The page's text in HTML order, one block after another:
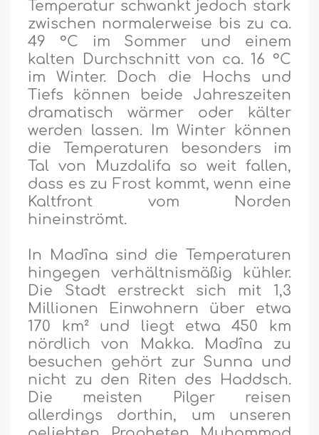
Temperatur schwankt jedoch stark
zwischen normalerweise bis zu ca.
49 °C im Sommer und einem
kalten Durchschnitt von ca. 16 °C
im Winter. Doch die Hochs und
Tiefs können beide Jahreszeiten
dramatisch wärmer oder kälter
werden lassen. Im Winter können
die Temperaturen besonders im
Tal von Muzdalifa so weit fallen,
dass es zu Frost kommt, wenn eine
Kaltfront vom Norden
hineinströmt.
In Madîna sind die Temperaturen
hingegen verhältnismäßig kühler.
Die Stadt erstreckt sich mit 1,3
Millionen Einwohnern über etwa
170 km² und liegt etwa 450 km
nördlich von Makka. Madîna zu
besuchen gehört zur Sunna und
nicht zu den Riten des Haddsch.
Die meisten Pilger reisen
allerdings dorthin, um unseren